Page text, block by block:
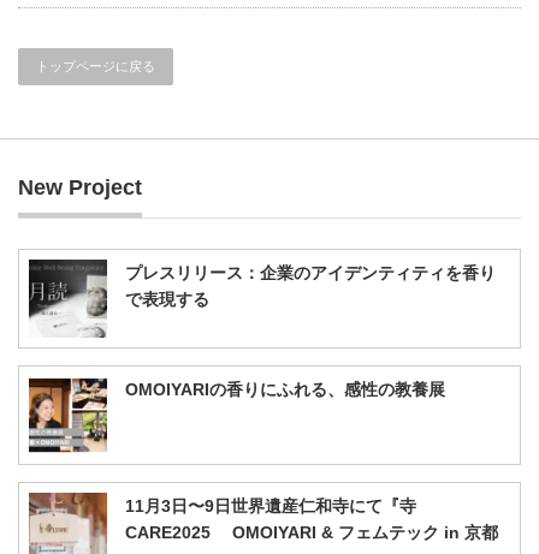
トップページに戻る
New Project
プレスリリース：企業のアイデンティティを香り
で表現する
OMOIYARIの香りにふれる、感性の教養展
11月3日〜9日世界遺産仁和寺にて『寺
CARE2025 OMOIYARI & フェムテック in 京都